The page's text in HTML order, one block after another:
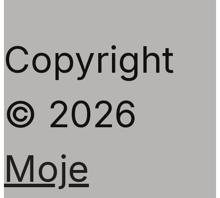
Copyright
© 2026
Moje